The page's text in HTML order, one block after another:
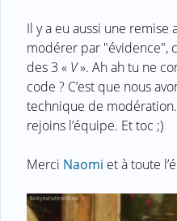
Il y a eu aussi une remise
modérer par "évidence",
des 3 « V». Ah ah tu ne
code ? C’est que nous
technique de
rejoins l’équipe. Et toc ;)
Merci Naomi et à toute